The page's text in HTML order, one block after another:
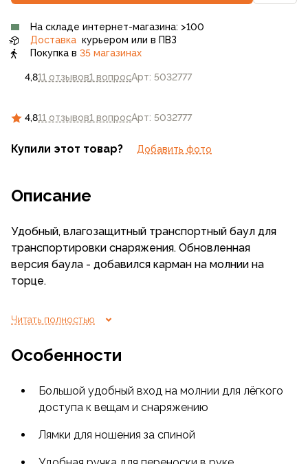
4,811 отзывов1 вопросАрт: 5032777
4,811 отзывов1 вопросАрт: 5032777
На складе интернет-магазина: >100
Доставка курьером или в ПВЗ
Покупка в 35 магазинах
Купили этот товар? Добавить фото
Описание
Удобный, влагозащитный транспортный баул для
транспортировки снаряжения. Обновленная
версия баула - добавился карман на молнии на
торце.
Баул изготовлен из ПВХ-ткани «теза», которая
водонепроницаемостью, стойкостью к перепадам
температур, ультрафиолету и антибактериальной
Двухзамковая молния обеспечивает свободный
доступ к снаряжению и закрыта от попадания
Читать полностью
Особенности
Большой удобный вход на молнии для лёгкого
доступа к вещам и снаряжению
Лямки для ношения за спиной